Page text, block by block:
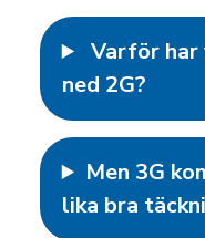
Varför
ned 2G?
​​​​​​​Men 3G
lika bra